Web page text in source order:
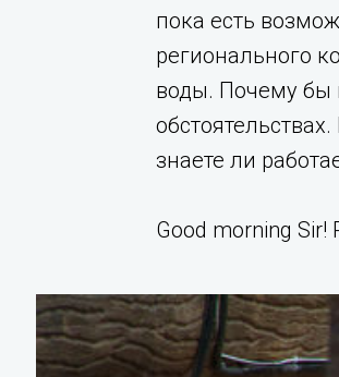
пока есть
регионального
воды. Почему бы
знаете ли
Good morning